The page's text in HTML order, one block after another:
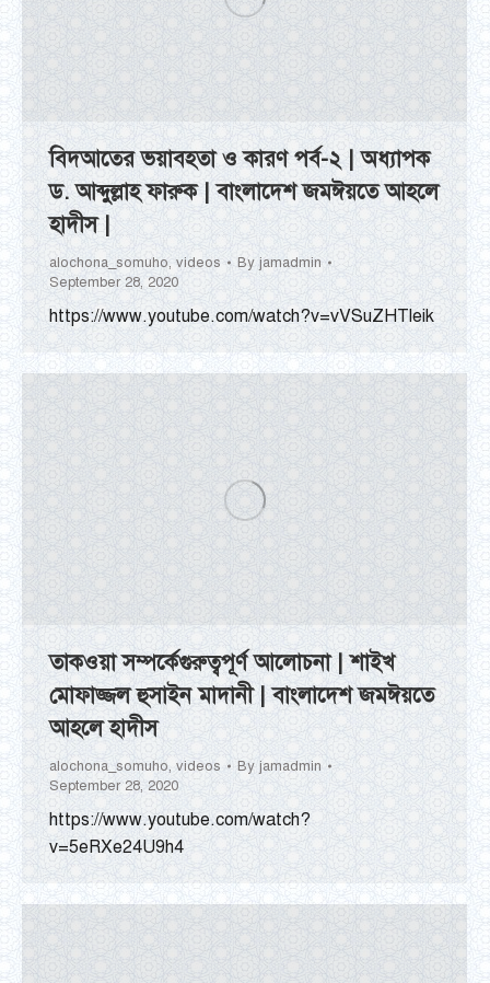
বিদআতের ভয়াবহতা ও কারণ পর্ব-২ | অধ্যাপক
ড. আব্দুল্লাহ ফারুক | বাংলাদেশ জমঈয়তে আহলে
হাদীস |
alochona_somuho, videos By jamadmin
September 28, 2020
https://www.youtube.com/watch?v=vVSuZHTleik
তাকওয়া সম্পর্কেগুরুত্বপূর্ণ আলোচনা | শাইখ
মোফাজ্জল হুসাইন মাদানী | বাংলাদেশ জমঈয়তে
আহলে হাদীস
alochona_somuho, videos By jamadmin
September 28, 2020
https://www.youtube.com/watch?
v=5eRXe24U9h4